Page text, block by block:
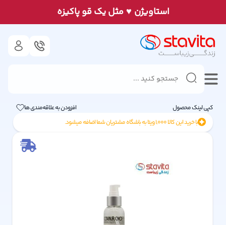
استاويژن ♥مثل يک قو پاكيزه
کپی لینک محصول
افزودن به علاقه‌مندی ها
با خرید این کالا1,000ویتا به باشگاه مشتریان شما اضافه میشود.